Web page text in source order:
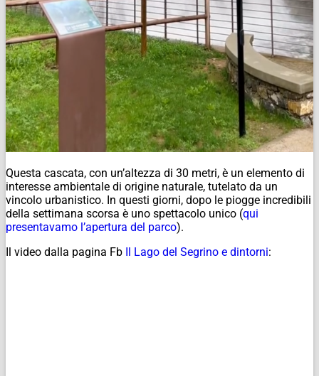
Questa cascata, con un’altezza di 30 metri, è un elemento di
interesse ambientale di origine naturale, tutelato da un
vincolo urbanistico. In questi giorni, dopo le piogge incredibili
della settimana scorsa è uno spettacolo unico (qui
presentavamo l’apertura del parco).
Il video dalla pagina Fb Il Lago del Segrino e dintorni: